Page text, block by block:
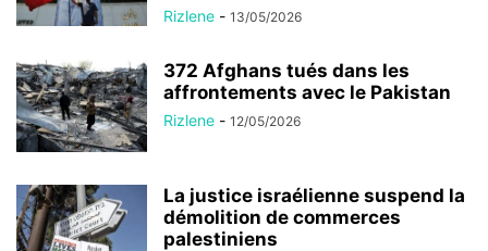
Rizlene - 13/05/2026
372 Afghans tués dans les
affrontements avec le Pakistan
Rizlene - 12/05/2026
La justice israélienne suspend la
démolition de commerces
palestiniens